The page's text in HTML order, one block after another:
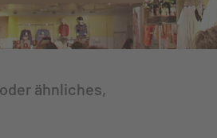
ähnliches,